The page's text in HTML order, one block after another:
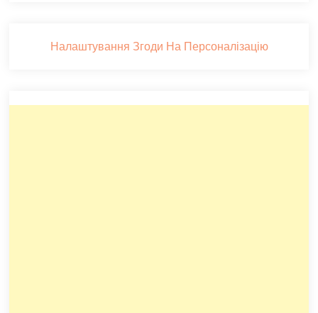
Налаштування Згоди На Персоналізацію